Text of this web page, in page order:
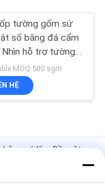
tường gốm sứ
số bằng đá cẩm
Nhìn hỗ trợ tường
24'X 24 '
MOQ:500 sgm
HỆ
bằng sứ lõm Bề mặt
24x24 Giấy chứng